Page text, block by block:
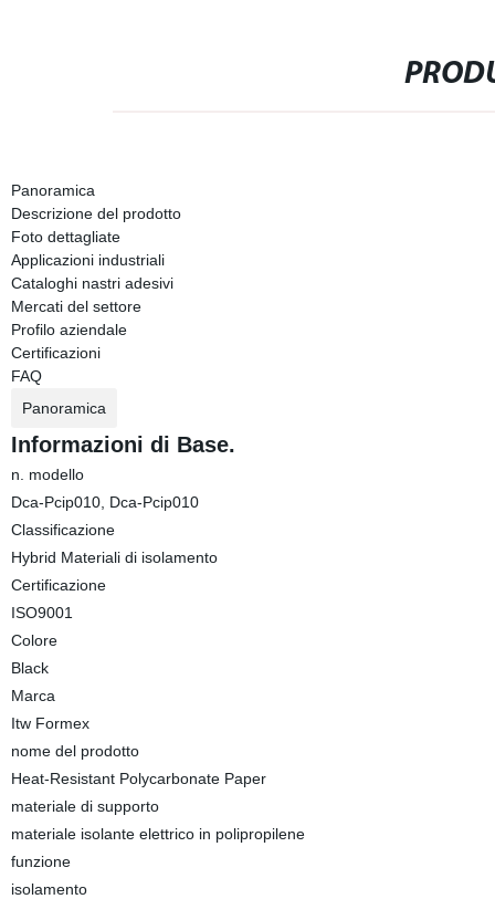
Panoramica
Descrizione del prodotto
Foto dettagliate
Applicazioni industriali
Cataloghi nastri adesivi
Mercati del settore
Profilo aziendale
Certificazioni
FAQ
Panoramica
Informazioni di Base.
n. modello
Dca-Pcip010, Dca-Pcip010
Classificazione
Hybrid Materiali di isolamento
Certificazione
ISO9001
Colore
Black
Marca
Itw Formex
nome del prodotto
Heat-Resistant Polycarbonate Paper
materiale di supporto
materiale isolante elettrico in polipropilene
funzione
isolamento